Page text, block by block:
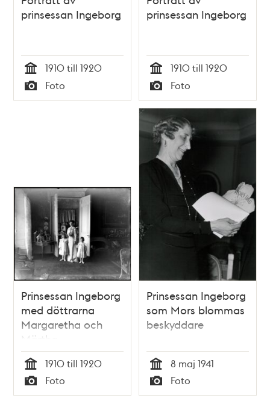
prinsessan Ingeborg
Tid
1910 till 1920
Typ
Foto
prinsessan Ingeborg
Tid
1910 till 1920
Typ
Foto
Prinsessan Ingeborg
med döttrarna
Margaretha och
Märtha
Tid
1910 till 1920
Typ
Foto
Prinsessan Ingeborg
som Mors blommas
beskyddare
Tid
8 maj 1941
Typ
Foto